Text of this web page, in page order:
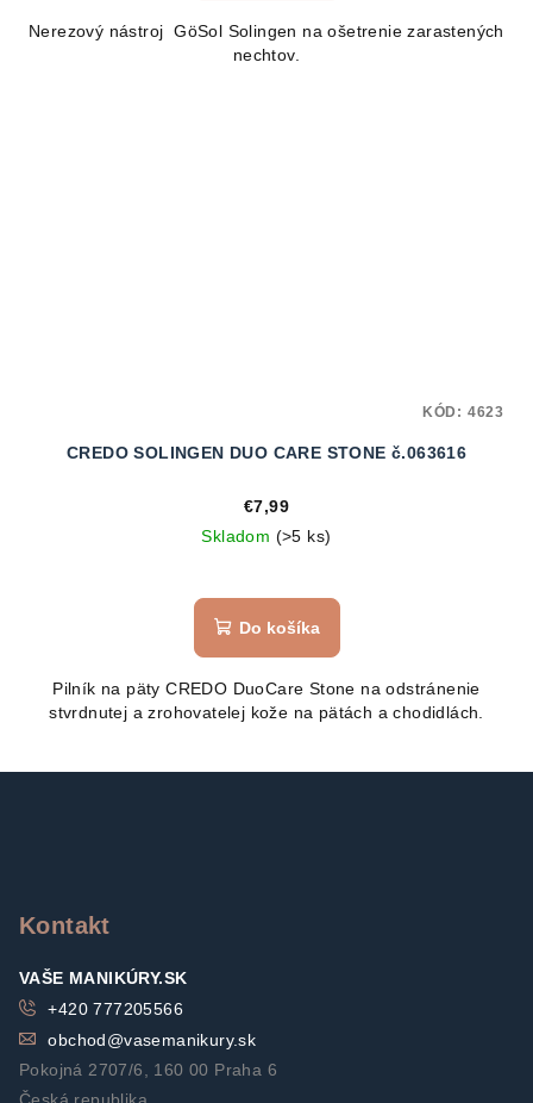
Nerezový nástroj GöSol Solingen na ošetrenie zarastených
nechtov.
CREDO SOLINGEN DUO CARE STONE č.063616
€7,99
Skladom (>5 ks)
Do košíka
Pilník na päty CREDO DuoCare Stone na odstránenie
stvrdnutej a zrohovatelej kože na pätách a chodidlách.
KÓD: 4623
Kontakt
VAŠE MANIKÚRY.SK
+420 777205566
obchod@vasemanikury.sk
Pokojná 2707/6, 160 00 Praha 6
Česká republika